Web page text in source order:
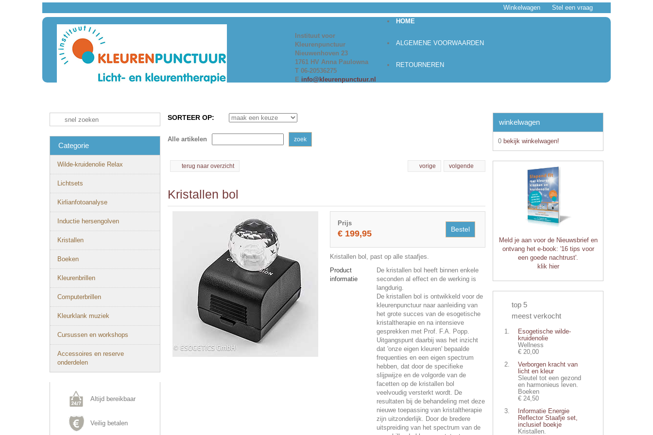
Winkelwagen Stel een vraag
Instituut voor
Kleurenpunctuur
Nieuwenhoven 23
1761 HV Anna Paulowna
T 06-20536275
E info@kleurenpunctuur.nl
HOME
ALGEMENE VOORWAARDEN
RETOURNEREN
Categorie
Wilde-kruidenolie Relax
Lichtsets
Kirlianfotoanalyse
Inductie hersengolven
Kristallen
Boeken
Kleurenbrillen
Computerbrillen
Kleurklank muziek
Cursussen en workshops
Accessoires en reserve
onderdelen
Altijd bereikbaar
Veilig betalen
SORTEER OP:
Alle artikelen zoek
terug naar overzicht volgende
vorige
Kristallen bol
Prijs
€ 199,95 Bestel
Kristallen bol, past op alle staafjes.
Product
informatie
De kristallen bol heeft binnen enkele
seconden al effect en de werking is
langdurig.
De kristallen bol is ontwikkeld voor de
kleurenpunctuur naar aanleiding van
het grote succes van de esogetische
kristaltherapie en na intensieve
gesprekken met Prof. F.A. Popp.
Uitgangspunt daarbij was het inzicht
dat 'onze eigen kleuren' bepaalde
frequenties en een eigen spectrum
hebben, dat door de specifieke
slijpwijze en de volgorde van de
facetten op de kristallen bol
veelvoudig versterkt wordt. De
resultaten bij de behandeling met deze
nieuwe toepassing van kristaltherapie
zijn uitzonderlijk. Door de bredere
uitspreiding van het spectrum van de
winkelwagen
0 bekijk winkelwagen!
Meld je aan voor de Nieuwsbrief en
ontvang het e-book: '16 tips voor
een goede nachtrust'.
klik hier
top 5
meest verkocht
Esogetische wilde-
kruidenolie
Wellness
€ 20,00
Verborgen kracht van
licht en kleur
Sleutel tot een gezond
en harmonieus leven.
Boeken
€ 24,50
Informatie Energie
Reflector Staafje set,
inclusief boekje
Kristallen.